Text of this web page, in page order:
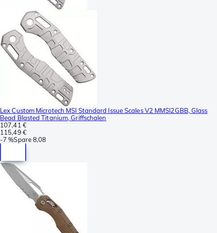
Lex Custom Microtech MSI Standard Issue Scales V2 MMSI2GBB, Glass
Bead Blasted Titanium, Griffschalen
107,41 €
115,49 €
-7 %Spare8,08